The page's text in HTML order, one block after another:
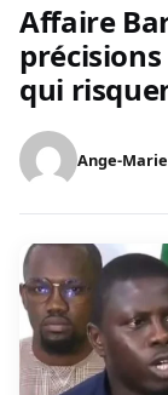
Affaire
qui
Ange-